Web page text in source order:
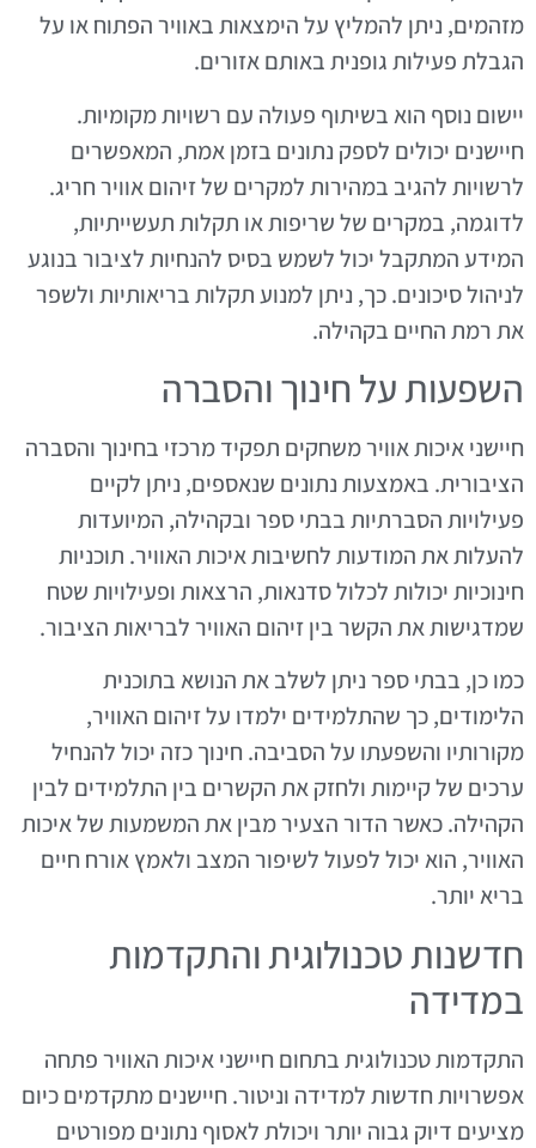
מזהמים, ניתן להמליץ על הימצאות באוויר הפתוח או על
הגבלת פעילות גופנית באותם אזורים.
יישום נוסף הוא בשיתוף פעולה עם רשויות מקומיות.
חיישנים יכולים לספק נתונים בזמן אמת, המאפשרים
לרשויות להגיב במהירות למקרים של זיהום אוויר חריג.
לדוגמה, במקרים של שריפות או תקלות תעשייתיות,
המידע המתקבל יכול לשמש בסיס להנחיות לציבור בנוגע
לניהול סיכונים. כך, ניתן למנוע תקלות בריאותיות ולשפר
את רמת החיים בקהילה.
השפעות על חינוך והסברה
חיישני איכות אוויר משחקים תפקיד מרכזי בחינוך והסברה
הציבורית. באמצעות נתונים שנאספים, ניתן לקיים
פעילויות הסברתיות בבתי ספר ובקהילה, המיועדות
להעלות את המודעות לחשיבות איכות האוויר. תוכניות
חינוכיות יכולות לכלול סדנאות, הרצאות ופעילויות שטח
שמדגישות את הקשר בין זיהום האוויר לבריאות הציבור.
כמו כן, בבתי ספר ניתן לשלב את הנושא בתוכנית
הלימודים, כך שהתלמידים ילמדו על זיהום האוויר,
מקורותיו והשפעתו על הסביבה. חינוך כזה יכול להנחיל
ערכים של קיימות ולחזק את הקשרים בין התלמידים לבין
הקהילה. כאשר הדור הצעיר מבין את המשמעות של איכות
האוויר, הוא יכול לפעול לשיפור המצב ולאמץ אורח חיים
בריא יותר.
חדשנות טכנולוגית והתקדמות
במדידה
התקדמות טכנולוגית בתחום חיישני איכות האוויר פתחה
אפשרויות חדשות למדידה וניטור. חיישנים מתקדמים כיום
מציעים דיוק גבוה יותר ויכולת לאסוף נתונים מפורטים